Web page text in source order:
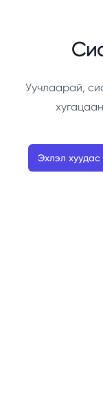
Уучлаарай,
Эхлэл хуудас